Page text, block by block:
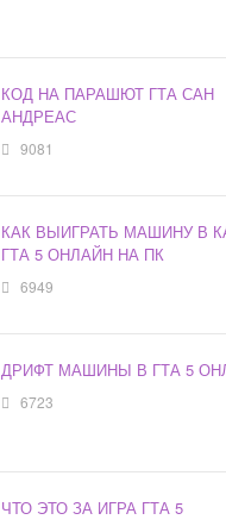
КОД НА ПАРАШЮТ ГТА САН
АНДРЕАС
9081
КАК ВЫИГРАТЬ МАШИНУ В
ГТА 5 ОНЛАЙН НА ПК
6949
ДРИФТ МАШИНЫ В ГТА 5
6723
ЧТО ЭТО ЗА ИГРА ГТА 5